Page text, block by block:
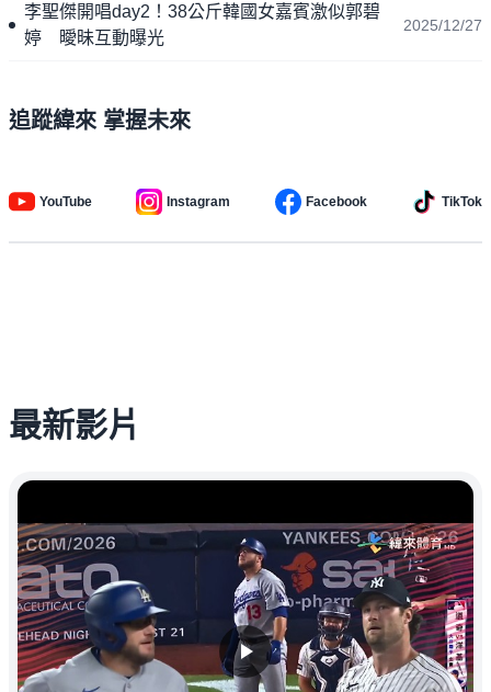
李聖傑開唱day2！38公斤韓國女嘉賓激似郭碧
婷 曖昧互動曝光
2025/12/27
追蹤緯來 掌握未來
YouTube Instagram Facebook TikTok
最新影片